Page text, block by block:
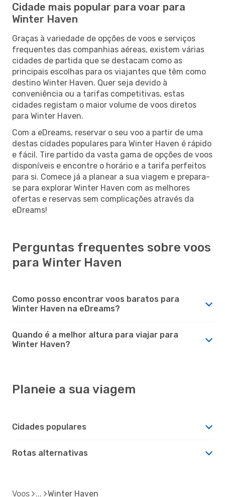
Cidade mais popular para voar para
Winter Haven
Graças à variedade de opções de voos e serviços
frequentes das companhias aéreas, existem várias
cidades de partida que se destacam como as
principais escolhas para os viajantes que têm como
destino Winter Haven. Quer seja devido à
conveniência ou a tarifas competitivas, estas
cidades registam o maior volume de voos diretos
para Winter Haven.
Com a eDreams, reservar o seu voo a partir de uma
destas cidades populares para Winter Haven é rápido
e fácil. Tire partido da vasta gama de opções de voos
disponíveis e encontre o horário e a tarifa perfeitos
para si. Comece já a planear a sua viagem e prepara-
se para explorar Winter Haven com as melhores
ofertas e reservas sem complicações através da
eDreams!
Perguntas frequentes sobre voos
para Winter Haven
Como posso encontrar voos baratos para
Winter Haven na eDreams?
Quando é a melhor altura para viajar para
Winter Haven?
Planeie a sua viagem
Cidades populares
Rotas alternativas
Voos Winter Haven